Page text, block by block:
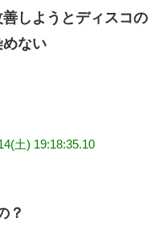
しようとディスコの
めない
土) 19:18:35.10
？